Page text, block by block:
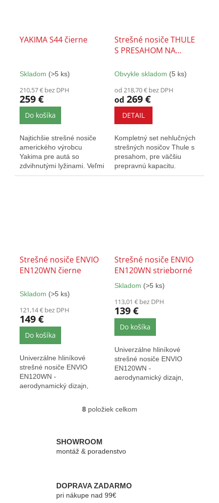
YAKIMA S44 čierne
Skladom (>5 ks)
210,57 € bez DPH
259 €
Do košíka
Najtichšie strešné nosiče
amerického výrobcu
Yakima pre autá so
zdvihnutými lyžinami. Veľmi
elegantné a nezvyšujú...
Strešné nosiče THULE
S PRESAHOM NA
Obvykle skladom (5 ks)
od 218,70 € bez DPH
od 269 €
DETAIL
Kompletný set nehlučných
strešných nosičov Thule s
presahom, pre väčšiu
prepravnú kapacitu.
Vybavený T-drážkou a
Strešné nosiče ENVIO
EN120WN čierne
Skladom (>5 ks)
121,14 € bez DPH
149 €
Do košíka
Univerzálne hliníkové
strešné nosiče ENVIO
EN120WN -
aerodynamický dizajn,
Strešné nosiče ENVIO
EN120WN strieborné
Priemerné
produktu
je
5,0
hviezdičiek.
Skladom (>5 ks)
113,01 € bez DPH
139 €
Do košíka
Univerzálne hliníkové
strešné nosiče ENVIO
EN120WN -
aerodynamický dizajn,
O
d
e
p
8položiek celkom
SHOWROOM
montáž & poradenstvo
DOPRAVA ZADARMO
pri nákupe nad 99€